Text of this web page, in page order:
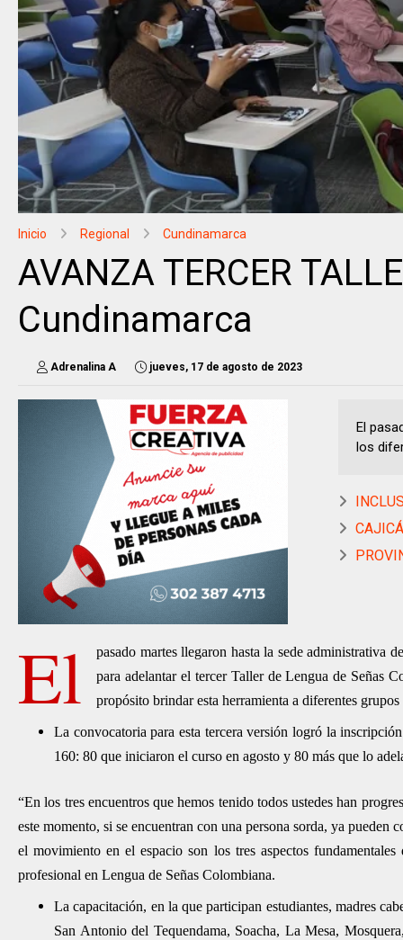
Inicio Regional Cundinamarca
AVANZA TERCER
Cundinamarca
Adrenalina A jueves, 17 de agosto de 2023
El
los
El
pasado martes llegaron hasta la sede administrativa
para adelantar el tercer Taller de Lengua de Señas
propósito brindar esta herramienta a diferentes
La convocatoria para esta tercera versión logró la
160: 80 que iniciaron el curso en agosto y 80 más que lo
“En los tres encuentros que hemos tenido todos ustedes han
este momento, si se encuentran con una persona sorda, ya
el movimiento en el espacio son los tres aspectos
profesional en Lengua de Señas Colombiana.
La capacitación, en la que participan estudiantes, madres
San Antonio del Tequendama, Soacha, La Mesa,